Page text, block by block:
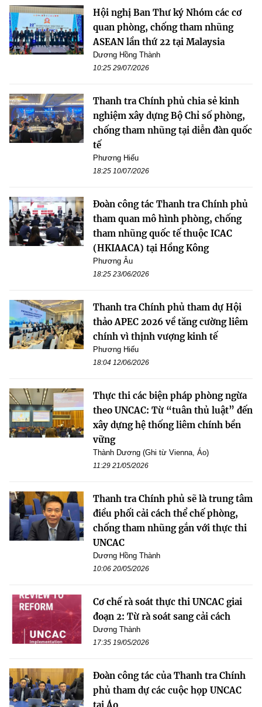
Hội nghị Ban Thư ký Nhóm các cơ
quan phòng, chống tham nhũng
ASEAN lần thứ 22 tại Malaysia
Dương Hồng Thành
10:25 29/07/2026
Thanh tra Chính phủ chia sẻ kinh
nghiệm xây dựng Bộ Chỉ số phòng,
chống tham nhũng tại diễn đàn quốc
tế
Phương Hiếu
18:25 10/07/2026
Đoàn công tác Thanh tra Chính phủ
tham quan mô hình phòng, chống
tham nhũng quốc tế thuộc ICAC
(HKIAACA) tại Hồng Kông
Phương Âu
18:25 23/06/2026
Thanh tra Chính phủ tham dự Hội
thảo APEC 2026 về tăng cường liêm
chính vì thịnh vượng kinh tế
Phương Hiếu
18:04 12/06/2026
Thực thi các biện pháp phòng ngừa
theo UNCAC: Từ “tuân thủ luật” đến
xây dựng hệ thống liêm chính bền
vững
Thành Dương (Ghi từ Vienna, Áo)
11:29 21/05/2026
Thanh tra Chính phủ sẽ là trung tâm
điều phối cải cách thể chế phòng,
chống tham nhũng gắn với thực thi
UNCAC
Dương Hồng Thành
10:06 20/05/2026
Cơ chế rà soát thực thi UNCAC giai
đoạn 2: Từ rà soát sang cải cách
Dương Thành
17:35 19/05/2026
Đoàn công tác của Thanh tra Chính
phủ tham dự các cuộc họp UNCAC
tại Áo